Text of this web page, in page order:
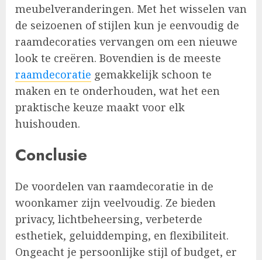
meubelveranderingen. Met het wisselen van
de seizoenen of stijlen kun je eenvoudig de
raamdecoraties vervangen om een nieuwe
look te creëren. Bovendien is de meeste
raamdecoratie gemakkelijk schoon te
maken en te onderhouden, wat het een
praktische keuze maakt voor elk
huishouden.
Conclusie
De voordelen van raamdecoratie in de
woonkamer zijn veelvoudig. Ze bieden
privacy, lichtbeheersing, verbeterde
esthetiek, geluiddemping, en flexibiliteit.
Ongeacht je persoonlijke stijl of budget, er